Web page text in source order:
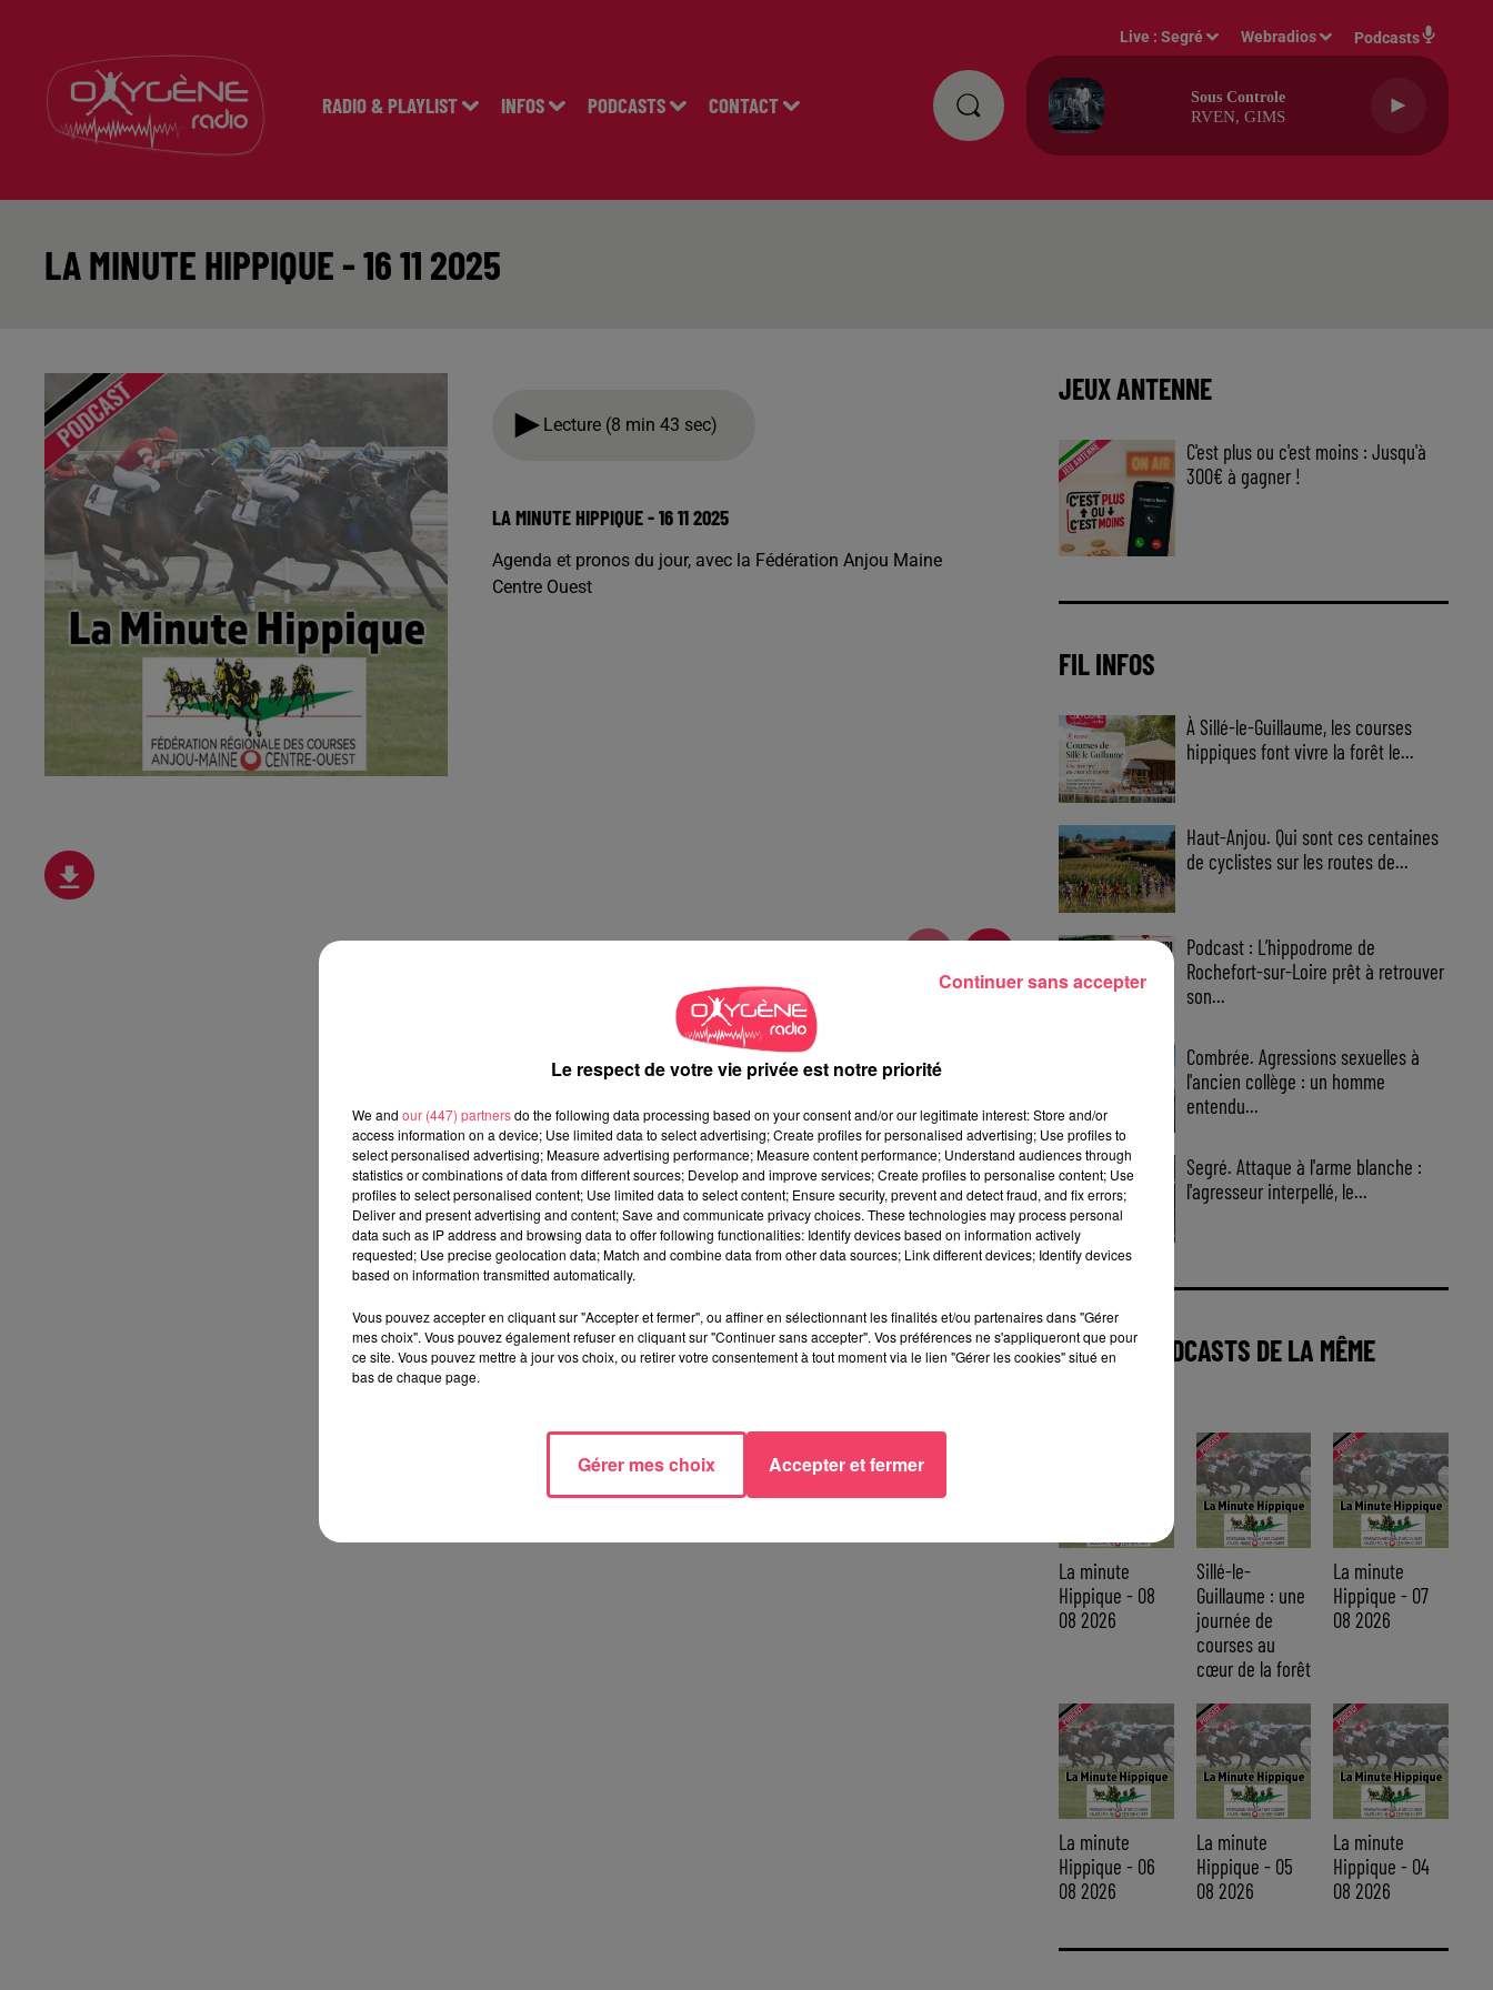
RADIO & PLAYLIST INFOS PODCASTS CONTACT
Live :Segré Webradios Podcasts
Sous Controle
RVEN, GIMS
LA MINUTE HIPPIQUE - 16 11 2025
Lecture (8 min 43 sec)
LA MINUTE HIPPIQUE - 16 11 2025
Agenda et pronos du jour, avec la Fédération Anjou Maine
Centre Ouest
JEUX ANTENNE
C'est plus ou c'est moins : Jusqu'à
300€ à gagner !
FIL INFOS
À Sillé-le-Guillaume, les courses
hippiques font vivre la forêt le...
Haut-Anjou. Qui sont ces centaines
de cyclistes sur les routes de...
Podcast : L’hippodrome de
Rochefort-sur-Loire prêt à retrouver
son...
Combrée. Agressions sexuelles à
l'ancien collège : un homme
entendu...
Segré. Attaque à l'arme blanche :
l'agresseur interpellé, le...
AUTRES PODCASTS DE LA MÊME
La minute
Hippique - 08
08 2026
Sillé-le-
Guillaume : une
journée de
courses au
cœur de la forêt
La minute
Hippique - 07
08 2026
La minute
Hippique - 06
08 2026
La minute
Hippique - 05
08 2026
La minute
Hippique - 04
08 2026
Le respect de votre vie privée est notre priorité
We and our (447) partnersdo the following data processing based on your consent and/or our legitimate interest: Store and/or
access information on a device; Use limited data to select advertising; Create profiles for personalised advertising; Use profiles to
select personalised advertising; Measure advertising performance; Measure content performance; Understand audiences through
statistics or combinations of data from different sources; Develop and improve services; Create profiles to personalise content; Use
profiles to select personalised content; Use limited data to select content; Ensure security, prevent and detect fraud, and fix errors;
Deliver and present advertising and content; Save and communicate privacy choices. These technologies may process personal
data such as IP address and browsing data to offer following functionalities: Identify devices based on information actively
requested; Use precise geolocation data; Match and combine data from other data sources; Link different devices; Identify devices
based on information transmitted automatically.
Vous pouvez accepter en cliquant sur "Accepter et fermer", ou affiner en sélectionnant les finalités et/ou partenaires dans "Gérer
mes choix". Vous pouvez également refuser en cliquant sur "Continuer sans accepter". Vos préférences ne s'appliqueront que pour
ce site. Vous pouvez mettre à jour vos choix, ou retirer votre consentement à tout moment via le lien "Gérer les cookies" situé en
bas de chaque page.
Gérer mes choix Accepter et fermer
Continuer sans accepter